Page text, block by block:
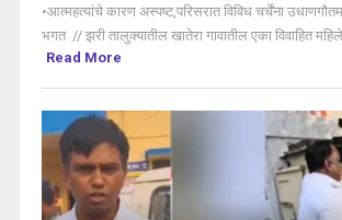
•आत्महत्यांचे कारण अस्पष्ट,परिसरात विविध चर्चेंना
भगत // झरी तालुक्यातील खातेरा गावातील एका विवाहित
Read More